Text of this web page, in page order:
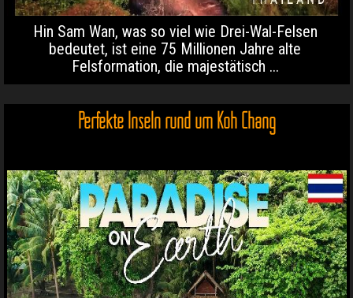
Hin Sam Wan, was so viel wie Drei-Wal-Felsen
bedeutet, ist eine 75 Millionen Jahre alte
Felsformation, die majestätisch ...
Perfekte Inseln rund um Koh Chang